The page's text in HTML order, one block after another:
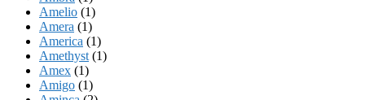
Amelio (1)
Amera (1)
America (1)
Amethyst (1)
Amex (1)
Amigo (1)